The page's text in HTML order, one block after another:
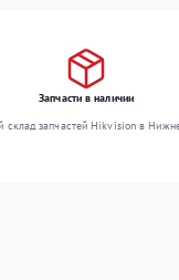
Запчасти в наличии
склад запчастей Hikvision в